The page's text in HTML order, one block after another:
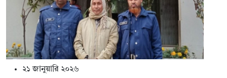
২১ জানুয়ারি ২০২৬